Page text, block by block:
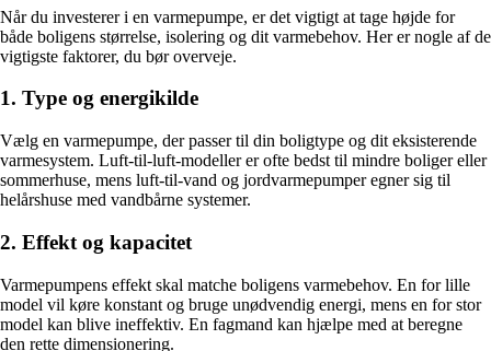
Når du investerer i en varmepumpe, er det vigtigt at tage højde for
både boligens størrelse, isolering og dit varmebehov. Her er nogle af de
vigtigste faktorer, du bør overveje.
1. Type og energikilde
Vælg en varmepumpe, der passer til din boligtype og dit eksisterende
varmesystem. Luft-til-luft-modeller er ofte bedst til mindre boliger eller
sommerhuse, mens luft-til-vand og jordvarmepumper egner sig til
helårshuse med vandbårne systemer.
2. Effekt og kapacitet
Varmepumpens effekt skal matche boligens varmebehov. En for lille
model vil køre konstant og bruge unødvendig energi, mens en for stor
model kan blive ineffektiv. En fagmand kan hjælpe med at beregne
den rette dimensionering.